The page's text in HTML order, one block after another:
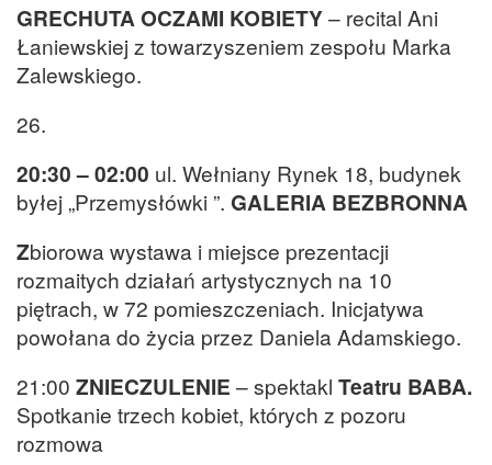
GRECHUTA OCZAMI KOBIETY– recital Ani
Łaniewskiej z towarzyszeniem zespołu Marka
Zalewskiego.
26.
20:30 – 02:00 ul. Wełniany Rynek 18, budynek
byłej „Przemysłówki ”. GALERIA BEZBRONNA
Zbiorowa wystawa i miejsce prezentacji
rozmaitych działań artystycznych na 10
piętrach, w 72 pomieszczeniach. Inicjatywa
powołana do życia przez Daniela Adamskiego.
21:00 ZNIECZULENIE – spektakl Teatru BABA.
Spotkanie trzech kobiet, których z pozoru
rozmowa